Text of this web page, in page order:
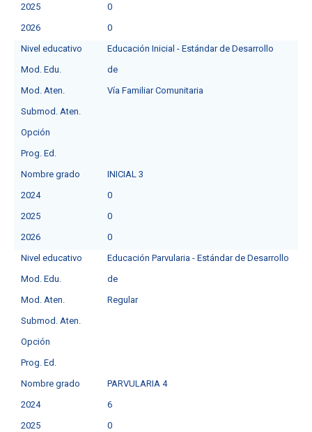
2025
0
2026
0
Nivel educativo
Educación Inicial - Estándar de Desarrollo
Mod. Edu.
de
Mod. Aten.
Vía Familiar Comunitaria
Submod. Aten.
Opción
Prog. Ed.
Nombre grado
INICIAL 3
2024
0
2025
0
2026
0
Nivel educativo
Educación Parvularia - Estándar de Desarrollo
Mod. Edu.
de
Mod. Aten.
Regular
Submod. Aten.
Opción
Prog. Ed.
Nombre grado
PARVULARIA 4
2024
6
2025
0